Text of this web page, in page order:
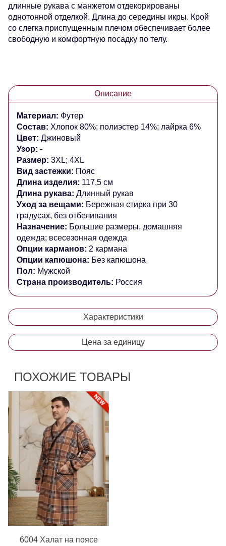
длинные рукава с манжетом отдекорированы
однотонной отделкой. Длина до середины икры. Крой
со слегка приспущенным плечом обеспечивает более
свободную и комфортную посадку по телу.
Описание
Материал: Футер
Состав: Хлопок 80%; полиэстер 14%; лайрка 6%
Цвет: Джиновый
Узор: -
Размер: 3XL; 4XL
Вид застежки: Пояс
Длина изделия: 117,5 см
Длина рукава: Длинный рукав
Уход за вещами: Бережная стирка при 30
градусах, без отбеливания
Назначение: Большие размеры, домашняя
одежда; всесезонная одежда
Опции карманов: 2 кармана
Опции капюшона: Без капюшона
Пол: Мужской
Страна производитель: Россия
Характеристики
Цена за единицу
ПОХОЖИЕ ТОВАРЫ
6004 Халат на поясе